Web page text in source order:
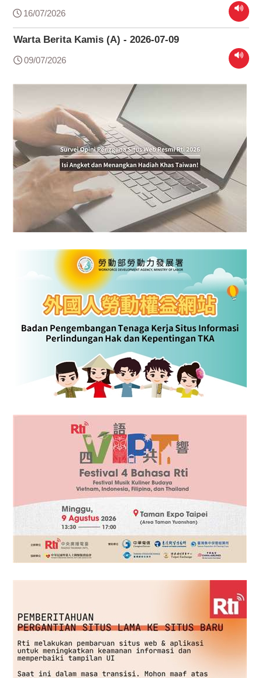
16/07/2026
Warta Berita Kamis (A) - 2026-07-09
09/07/2026